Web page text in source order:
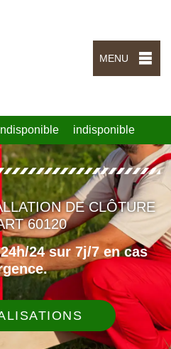
MENU
indisponible
DE CLÔTURE
60120
24 sur 7j/7 en cas